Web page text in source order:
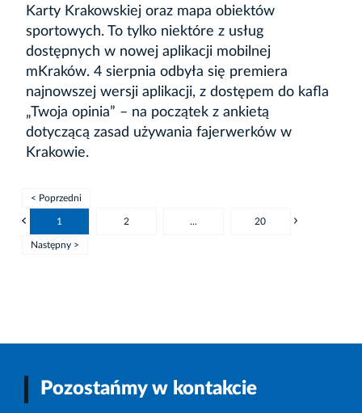
Karty Krakowskiej oraz mapa obiektów
sportowych. To tylko niektóre z usług
dostępnych w nowej aplikacji mobilnej
mKraków. 4 sierpnia odbyła się premiera
najnowszej wersji aplikacji, z dostępem do kafla
„Twoja opinia” – na początek z ankietą
dotyczącą zasad używania fajerwerków w
Krakowie.
< Poprzedni
1 2 ... 20
Następny >
Pozostańmy w kontakcie